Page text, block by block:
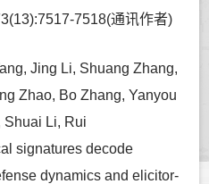
7518(通讯作者)
Jing Li, Shuang Zhang,
Zhao, Bo Zhang, Yanyou
Shuai Li, Rui
signatures decode
dynamics and elicitor-